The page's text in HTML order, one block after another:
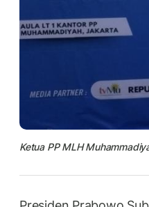
Ketua PP MLH